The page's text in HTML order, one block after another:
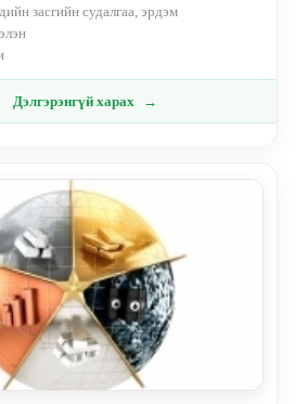
засгийн судалгаа, эрдэм
Дэлгэрэнгүй харах